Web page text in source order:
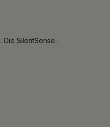
Die SilentSense-